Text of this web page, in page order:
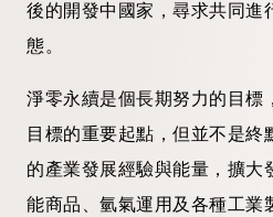
後的開發中國家，尋求共同進
態。
淨零永續是個長期努力的目標
目標的重要起點，但並不是
的產業發展經驗與能量，擴大
能商品、氫氣運用及各種工業